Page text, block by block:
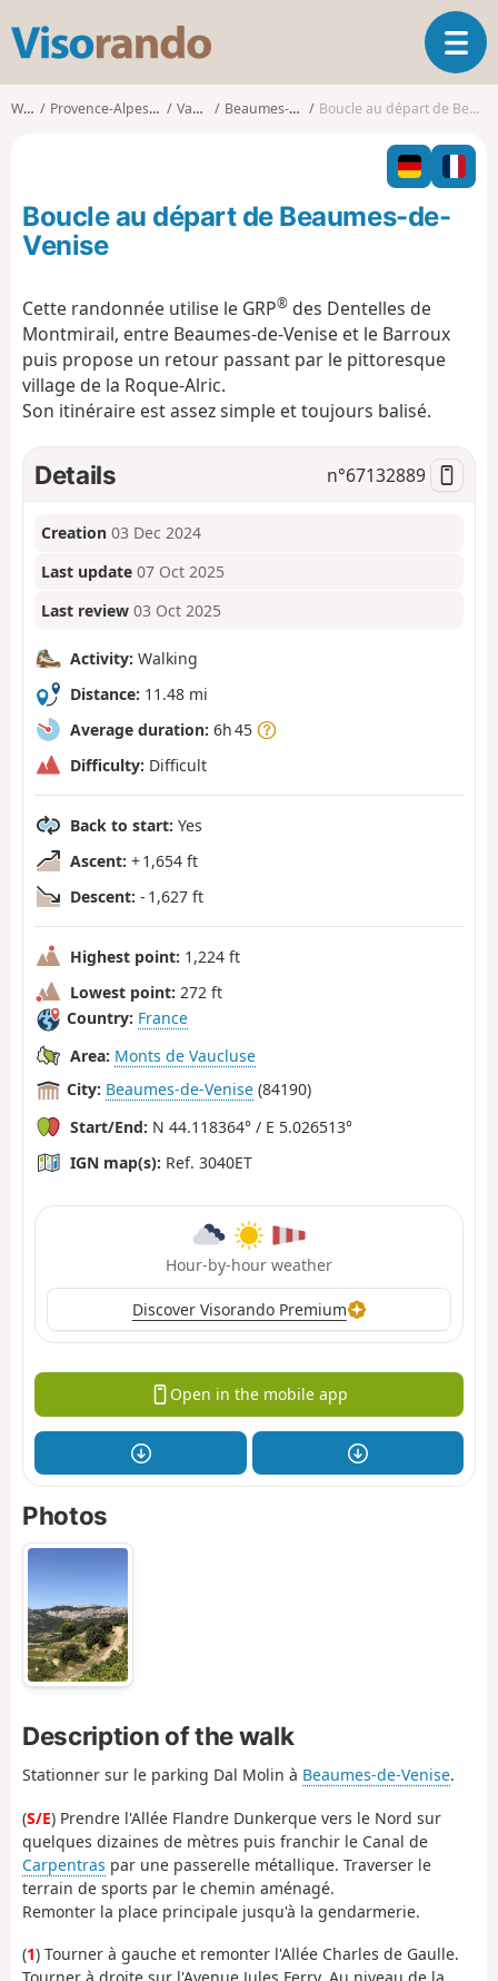
s
o
o
T
o
g
l
n
Walks Provence-Alpes-Côte d'Azur Vaucluse Beaumes-de-Venise Boucle au départ de Beaumes-de-Venise
Boucle au départ de Beaumes-de-
Venise
Cette randonnée utilise le GRP® des Dentelles de
Montmirail, entre Beaumes-de-Venise et le Barroux
puis propose un retour passant par le pittoresque
village de la Roque-Alric.
Son itinéraire est assez simple et toujours balisé.
Details n°67132889
Creation 03 Dec 2024
Last update 07 Oct 2025
Last review 03 Oct 2025
Activity: Walking
Distance: 11.48 mi
Average duration: 6h 45
Difficulty: Difficult
Back to start: Yes
Ascent: + 1,654 ft
Descent: - 1,627 ft
Highest point: 1,224 ft
Lowest point: 272 ft
Country: France
Area: Monts de Vaucluse
City: Beaumes-de-Venise (84190)
Start/End: N 44.118364° / E 5.026513°
IGN map(s): Ref. 3040ET
Hour-by-hour weather
Discover Visorando Premium
Open in the mobile app
Photos
Description of the walk
Stationner sur le parking Dal Molin à Beaumes-de-Venise.
(S/E) Prendre l'Allée Flandre Dunkerque vers le Nord sur
quelques dizaines de mètres puis franchir le Canal de
Carpentras par une passerelle métallique. Traverser le
terrain de sports par le chemin aménagé.
Remonter la place principale jusqu'à la gendarmerie.
(1) Tourner à gauche et remonter l'Allée Charles de Gaulle.